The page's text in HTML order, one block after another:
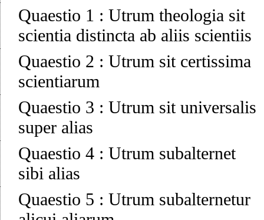
Quaestio 1 : Utrum theologia sit
scientia distincta ab aliis scientiis
Quaestio 2 : Utrum sit certissima
scientiarum
Quaestio 3 : Utrum sit universalis
super alias
Quaestio 4 : Utrum subalternet
sibi alias
Quaestio 5 : Utrum subalternetur